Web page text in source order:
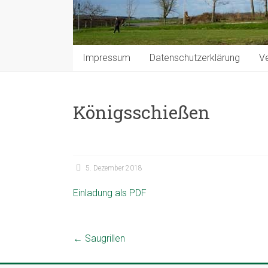
Impressum Datenschutzerklärung
Königsschießen
5. Dezember 2018
Einladung als PDF
← Saugrillen